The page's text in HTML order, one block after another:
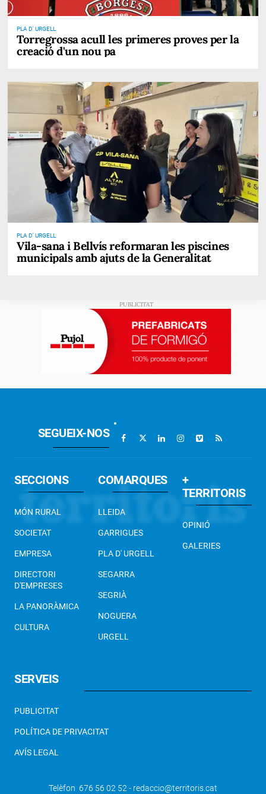
PLA D' URGELL
Torregrossa acull les primeres proves per la
creació d'un nou pa
PLA D' URGELL
Vila-sana i Bellvís reformaran les piscines
municipals amb ajuts de la Generalitat
SEGUEIX-NOS
SECCIONS
MÓN RURAL
SOCIETAT
EMPRESA
DIRECTORI
D'EMPRESES
LA PANORÀMICA
CULTURA
COMARQUES
LLEIDA
GARRIGUES
PLA D' URGELL
SEGARRA
SEGRIÀ
NOGUERA
URGELL
+
TERRITORIS
OPINIÓ
GALERIES
SERVEIS
PUBLICITAT
POLÍTICA DE PRIVACITAT
AVÍS LEGAL
Telèfon 676 56 02 52 - redaccio@territoris.cat